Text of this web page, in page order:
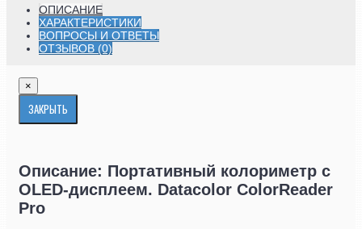
ОПИСАНИЕ
ХАРАКТЕРИСТИКИ
ВОПРОСЫ И ОТВЕТЫ
ОТЗЫВОВ (0)
×
ЗАКРЫТЬ
Описание: Портативный колориметр с
OLED-дисплеем. Datacolor ColorReader
Pro